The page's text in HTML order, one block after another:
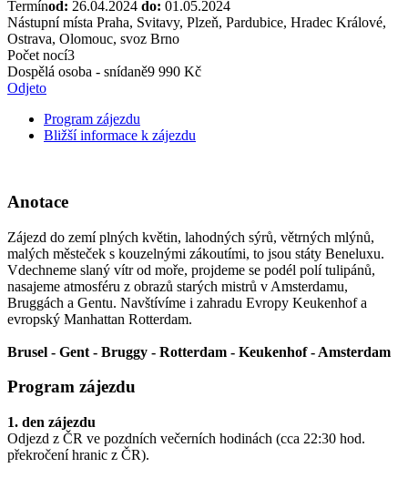
Termínod: 26.04.2024 do: 01.05.2024
Nástupní místa Praha, Svitavy, Plzeň, Pardubice, Hradec Králové,
Ostrava, Olomouc, svoz Brno
Počet nocí3
Dospělá osoba - snídaně9 990 Kč
Odjeto
Program zájezdu
Bližší informace k zájezdu
Anotace
Zájezd do zemí plných květin, lahodných sýrů, větrných mlýnů,
malých městeček s kouzelnými zákoutími, to jsou státy Beneluxu.
Vdechneme slaný vítr od moře, projdeme se podél polí tulipánů,
nasajeme atmosféru z obrazů starých mistrů v Amsterdamu,
Bruggách a Gentu. Navštívíme i zahradu Evropy Keukenhof a
evropský Manhattan Rotterdam.
Brusel - Gent - Bruggy - Rotterdam - Keukenhof - Amsterdam
Program zájezdu
1. den zájezdu
Odjezd z ČR ve pozdních večerních hodinách (cca 22:30 hod.
překročení hranic z ČR).